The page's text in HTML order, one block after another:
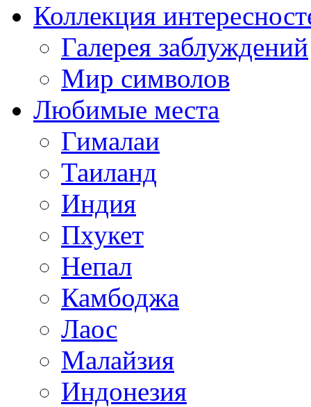
Коллекция
Галерея заблуждений
Мир символов
Любимые места
Гималаи
Таиланд
Индия
Пхукет
Непал
Камбоджа
Лаос
Малайзия
Индонезия